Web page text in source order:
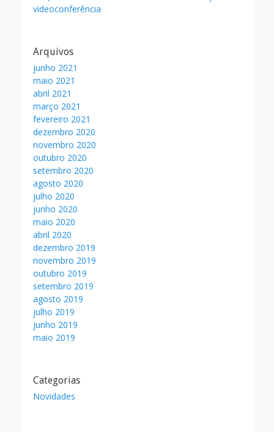
videoconferência
Arquivos
junho 2021
maio 2021
abril 2021
março 2021
fevereiro 2021
dezembro 2020
novembro 2020
outubro 2020
setembro 2020
agosto 2020
julho 2020
junho 2020
maio 2020
abril 2020
dezembro 2019
novembro 2019
outubro 2019
setembro 2019
agosto 2019
julho 2019
junho 2019
maio 2019
Categorias
Novidades